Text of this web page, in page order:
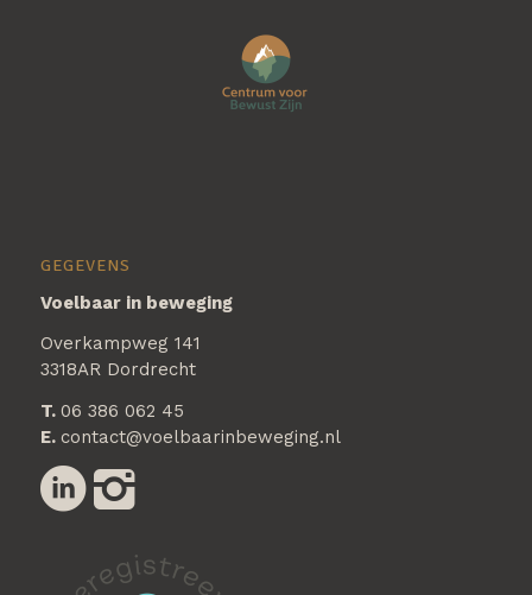
GEGEVENS
Voelbaar in beweging
Overkampweg 141
3318AR Dordrecht
T. 06 386 062 45
E. contact@voelbaarinbeweging.nl